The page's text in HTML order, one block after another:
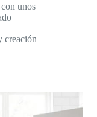
unos
creación